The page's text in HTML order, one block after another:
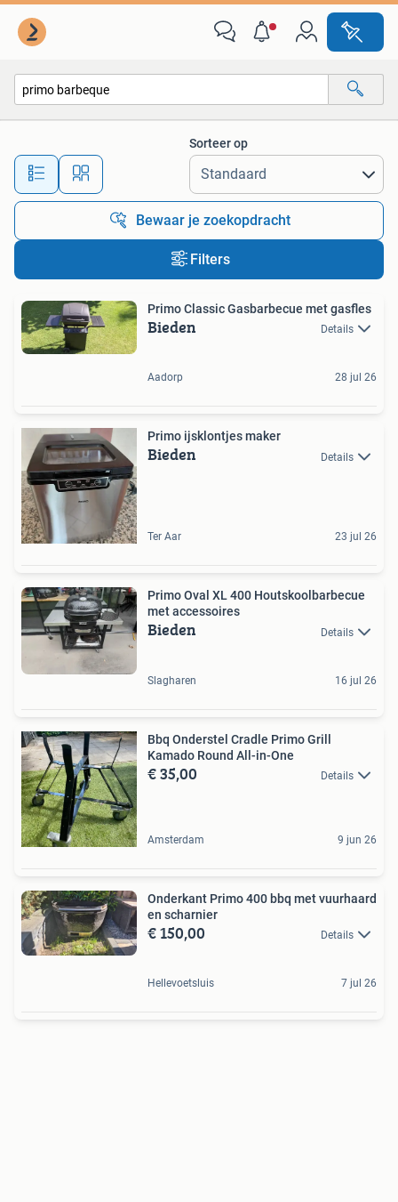
Alle afstanden…
Sorteer op
Bewaar je zoekopdracht
Filters
Primo Classic Gasbarbecue met gasfles
Bieden Details
Aadorp 28 jul 26
Primo ijsklontjes maker
Bieden Details
Ter Aar 23 jul 26
Primo Oval XL 400 Houtskoolbarbecue
met accessoires
Bieden Details
Slagharen 16 jul 26
Bbq Onderstel Cradle Primo Grill
Kamado Round All-in-One
€ 35,00 Details
Amsterdam 9 jun 26
Onderkant Primo 400 bbq met vuurhaard
en scharnier
€ 150,00 Details
Hellevoetsluis 7 jul 26